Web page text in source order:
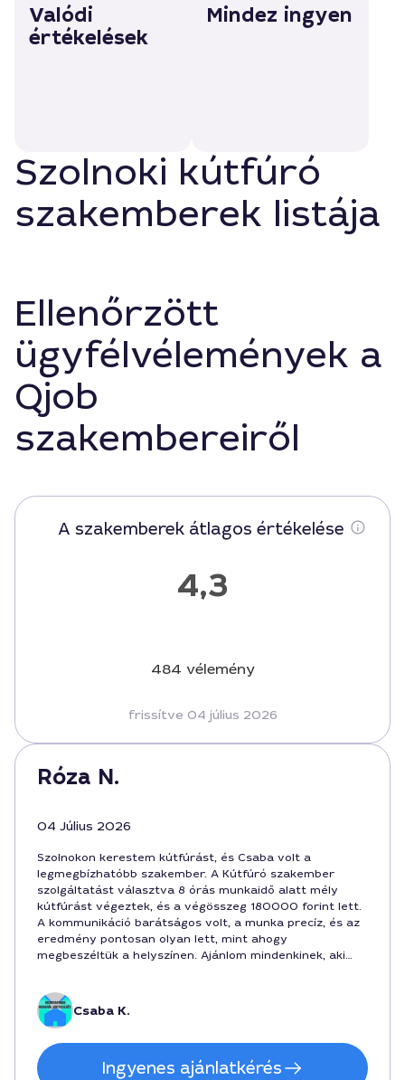
Valódi
értékelések
Mindez ingyen
Szolnoki kútfúró
szakemberek listája
Ellenőrzött
ügyfélvélemények a
Qjob
szakembereiről
A szakemberek átlagos értékelése
4,3
484 vélemény
frissítve 04 július 2026
Róza N.
04 Július 2026
Szolnokon kerestem kútfúrást, és Csaba volt a
legmegbízhatóbb szakember. A Kútfúró szakember
szolgáltatást választva 8 órás munkaidő alatt mély
kútfúrást végeztek, és a végösszeg 180000 forint lett.
A kommunikáció barátságos volt, a munka precíz, és az
eredmény pontosan olyan lett, mint ahogy
megbeszéltük a helyszínen. Ajánlom mindenkinek, aki
Csaba K.
Ingyenes ajánlatkérés